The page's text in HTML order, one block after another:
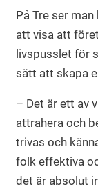
På Tre ser
att visa att
livspusslet för
sätt att skapa
– Det är ett av
attrahera och
trivas och
folk effektiva
det är absolut